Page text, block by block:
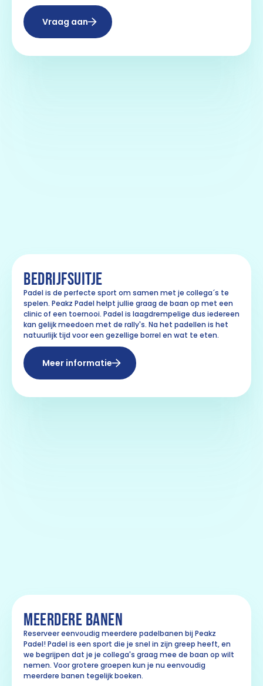
Vraag aan
BEDRIJFSUITJE
Padel is de perfecte sport om samen met je collega´s te
spelen. Peakz Padel helpt jullie graag de baan op met een
clinic of een toernooi. Padel is laagdrempelige dus iedereen
kan gelijk meedoen met de rally's. Na het padellen is het
natuurlijk tijd voor een gezellige borrel en wat te eten.
Meer informatie
MEERDERE BANEN
Reserveer eenvoudig meerdere padelbanen bij Peakz
Padel! Padel is een sport die je snel in zijn greep heeft, en
we begrijpen dat je je collega's graag mee de baan op wilt
nemen. Voor grotere groepen kun je nu eenvoudig
meerdere banen tegelijk boeken.